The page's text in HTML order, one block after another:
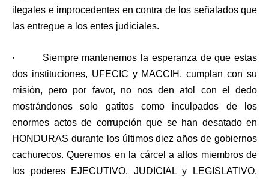
ilegales e improcedentes en contra de los señalados que
las entregue a los entes judiciales.
· Siempre mantenemos la esperanza de que estas
dos instituciones, UFECIC y MACCIH, cumplan con su
misión, pero por favor, no nos den atol con el dedo
mostrándonos solo gatitos como inculpados de los
enormes actos de corrupción que se han desatado en
HONDURAS durante los últimos diez años de gobiernos
cachurecos. Queremos en la cárcel a altos miembros de
los poderes EJECUTIVO, JUDICIAL y LEGISLATIVO,